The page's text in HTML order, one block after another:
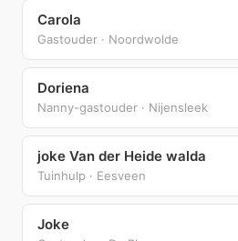
Carola
Gastouder · Noordwolde
Doriena
Nanny-gastouder · Nijensleek
joke Van der Heide walda
Tuinhulp · Eesveen
Joke